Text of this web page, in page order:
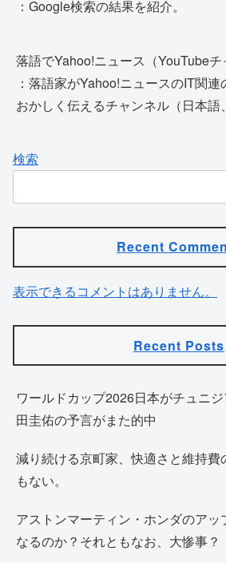
：Google検索の結果を紹介。
落語でYahoo!ニュース（YouTubeチ
：落語家がYahoo!ニュースのIT関
おかしく伝えるチャンネル（日本語
検索
Recent
表示できるコメントはありません。
Recent Posts
ワールドカップ2026日本がチュニ
田圭佑の予言がまた的中
減り続ける京町家、快適さと維持費
もない。
アストンマーティン・ホンダのアッ
なるのか？それともなお、大惨事？